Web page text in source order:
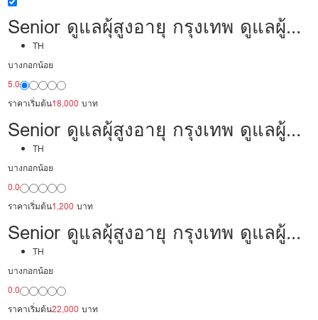
Senior ดูแลผุ้สูงอายุ กรุงเทพ ดูแลผู้
ป่วย 18,000/เดือน มืออาชีพ พร้อม
ดูแล
TH
บางกอกน้อย
5.0
ราคาเริ่มต้น18,000 บาท
Senior ดูแลผุ้สูงอายุ กรุงเทพ ดูแลผู้
ป่วย 30,000 /เดือน มีประสบการณ์
เป็นพยาบาล พร้อมดูแล
TH
บางกอกน้อย
0.0
ราคาเริ่มต้น1,200 บาท
Senior ดูแลผุ้สูงอายุ กรุงเทพ ดูแลผู้
ป่วย 22,000/เดือน มืออาชีพ พร้อม
ดูแล
TH
บางกอกน้อย
0.0
ราคาเริ่มต้น22,000 บาท